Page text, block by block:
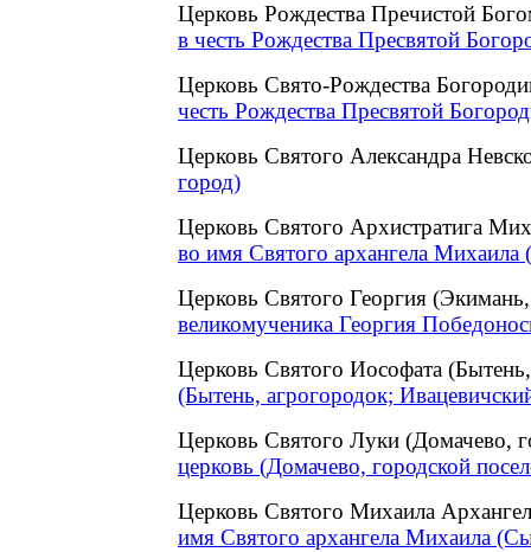
Церковь Рождества Пречистой
в честь Рождества Пресвятой
Церковь Свято-Рождества
честь Рождества Пресвятой
Церковь Святого Александра
город)
Церковь Святого Архистратига
во имя Святого архангела
Церковь Святого Георгия
великомученика Георгия
Церковь Святого Иософата
(Бытень, агрогородок;
Церковь Святого Луки (Домачево,
церковь (Домачево, городской
Церковь Святого Михаила
имя Святого архангела Михаила